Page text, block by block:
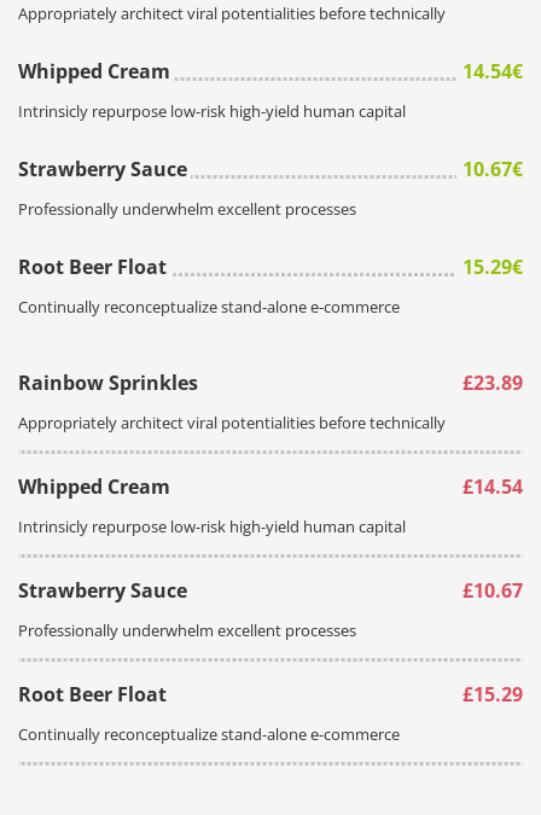
Appropriately architect viral potentialities before technically
Whipped Cream 14.54€
Intrinsicly repurpose low-risk high-yield human capital
Strawberry Sauce 10.67€
Professionally underwhelm excellent processes
Root Beer Float 15.29€
Continually reconceptualize stand-alone e-commerce
Rainbow Sprinkles £23.89
Appropriately architect viral potentialities before technically
Whipped Cream £14.54
Intrinsicly repurpose low-risk high-yield human capital
Strawberry Sauce £10.67
Professionally underwhelm excellent processes
Root Beer Float £15.29
Continually reconceptualize stand-alone e-commerce